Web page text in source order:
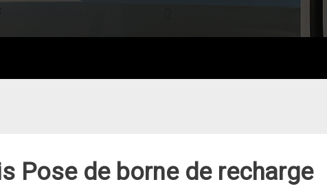
Pose de borne de recharge